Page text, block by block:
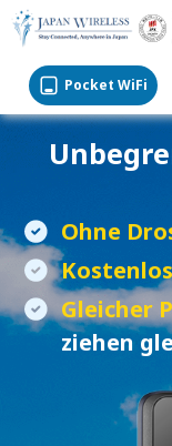
Pocket WiFi
Ohne
Gleicher
ziehen